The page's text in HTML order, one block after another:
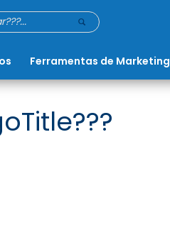
Ferramentas de Marketing